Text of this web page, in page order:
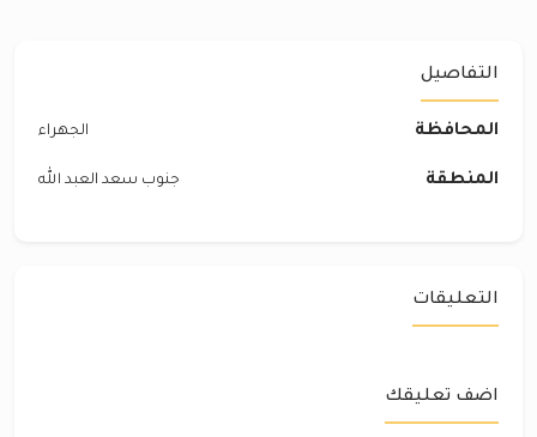
التفاصيل
المحافظة الجهراء
المنطقة جنوب سعد العبد الله
التعليقات
اضف تعليقك